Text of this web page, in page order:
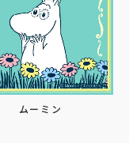
ムーミン